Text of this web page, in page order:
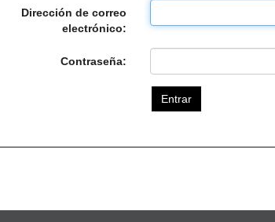
Dirección de correo
electrónico:
Contraseña: